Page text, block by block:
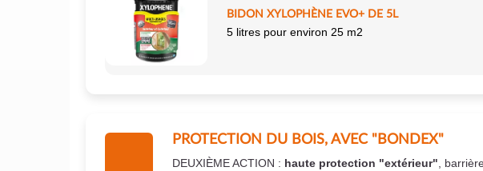
BIDON XYLOPHÈNE EVO+ DE 5L
5 litres pour environ 25 m2
PROTECTION DU BOIS, AVEC "BONDEX"
DEUXIÈME ACTION : haute protection "extérieur" ,